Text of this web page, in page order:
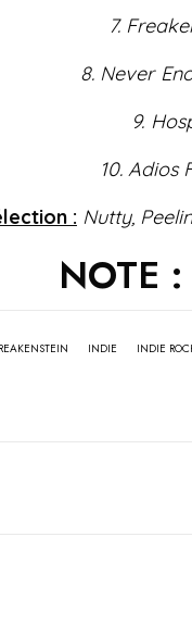
7.
8. Never
9.
10. Adios
: Nutty,
NOTE
INDIE INDIE